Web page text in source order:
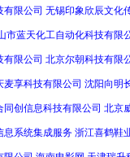
有限公司 无锡印象欣辰文化
市蓝天化工自动化科技有限
有限公司 北京尔朝科技有限
麦享科技有限公司 沈阳向明
同创信息科技有限公司 北京
息系统集成服务 浙江喜鹤鞋